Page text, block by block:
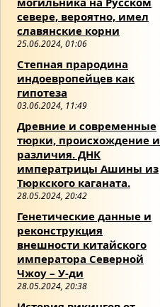
севере, вероятно, имел
славянские корни
25.06.2024, 01:06
Степная прародина
индоевропейцев как
гипотеза
03.06.2024, 11:49
Древние и современные
тюрки, происхождение и
различия. ДНК
императрицы Ашины из
Тюркского каганата.
28.05.2024, 20:42
Генетические данные и
реконструкция
внешности китайского
императора Северной
Чжоу – У-ди
28.05.2024, 20:38